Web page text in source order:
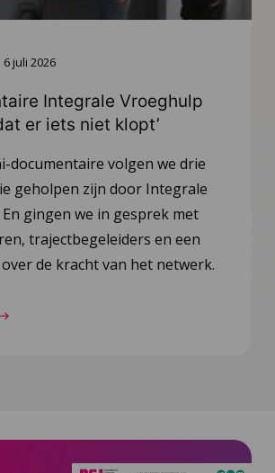
6 juli 2026
Integrale Vroeghulp
er iets niet klopt’
documentaire volgen we drie
geholpen zijn door Integrale
gingen we in gesprek met
trajectbegeleiders en een
de kracht van het netwerk.